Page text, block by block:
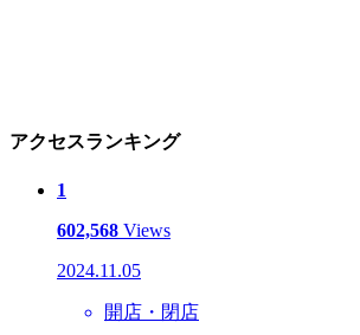
アクセスランキング
1
602,568 Views
2024.11.05
開店・閉店